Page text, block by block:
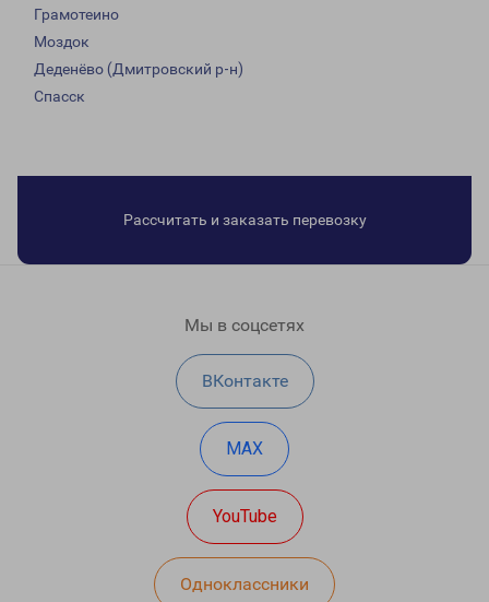
Грамотеино
Моздок
Деденёво (Дмитровский р-н)
Спасск
Рассчитать и заказать перевозку
Мы в соцсетях
ВКонтакте
MAX
YouTube
Одноклассники